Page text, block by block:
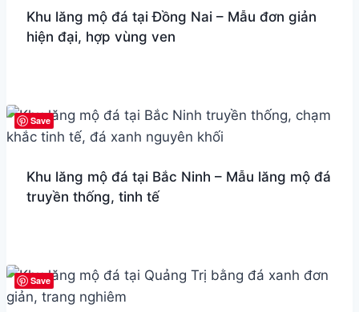
Khu lăng mộ đá tại Đồng Nai – Mẫu đơn giản
hiện đại, hợp vùng ven
Save
Khu lăng mộ đá tại Bắc Ninh – Mẫu lăng mộ đá
truyền thống, tinh tế
Save